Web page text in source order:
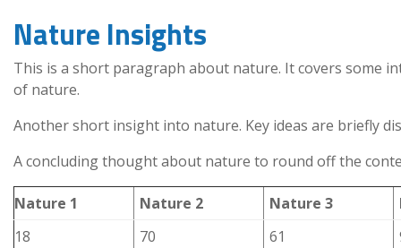
Nature Insights
This is a short paragraph about nature. It covers some
of nature.
Another short insight into nature. Key ideas are briefly
A concluding thought about nature to round off the
Nature 1 Nature 2 Nature 3
18
70 61